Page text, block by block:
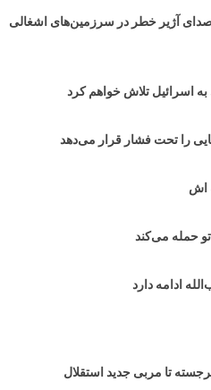
صدای آژیر خطر در سرزمین‌های اشغالی
اسرائیل تلاش خواهم کرد
را تحت فشار قرار می‌دهد
حمله می‌کند
ادامه دارد
تا مربی جدید استقلال